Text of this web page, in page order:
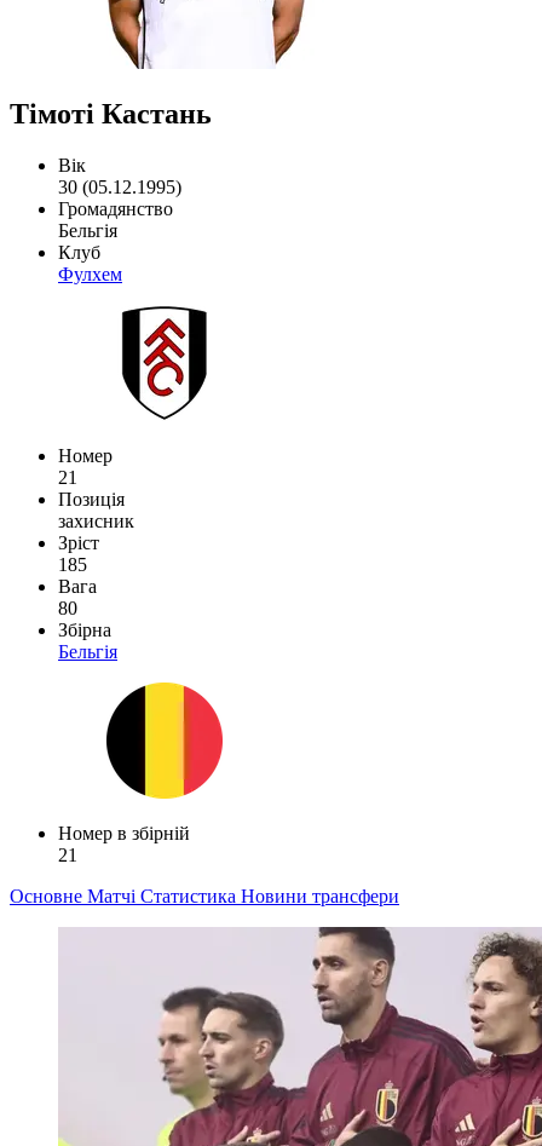
Тімоті Кастань
Вік
30 (05.12.1995)
Громадянство
Бельгія
Клуб
Фулхем
Номер
21
Позиція
захисник
Зріст
185
Вага
80
Збірна
Бельгія
Номер в збірній
21
Основне Матчі Статистика Новини трансфери